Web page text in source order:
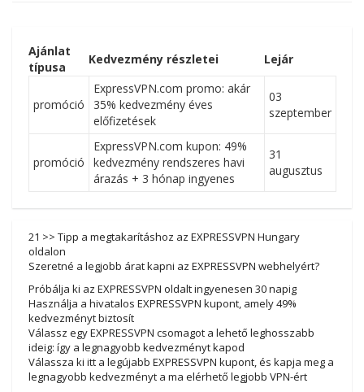
Ajánlat
típusa
Kedvezmény részletei Lejár
promóció
ExpressVPN.com promo: akár
35% kedvezmény éves
előfizetések
03
szeptember
promóció
ExpressVPN.com kupon: 49%
kedvezmény rendszeres havi
árazás + 3 hónap ingyenes
31
augusztus
21 >> Tipp a megtakarításhoz az EXPRESSVPN Hungary
oldalon
Szeretné a legjobb árat kapni az EXPRESSVPN webhelyért?
Próbálja ki az EXPRESSVPN oldalt ingyenesen 30 napig
Használja a hivatalos EXPRESSVPN kupont, amely 49%
kedvezményt biztosít
Válassz egy EXPRESSVPN csomagot a lehető leghosszabb
ideig: így a legnagyobb kedvezményt kapod
Válassza ki itt a legújabb EXPRESSVPN kupont, és kapja meg a
legnagyobb kedvezményt a ma elérhető legjobb VPN-ért